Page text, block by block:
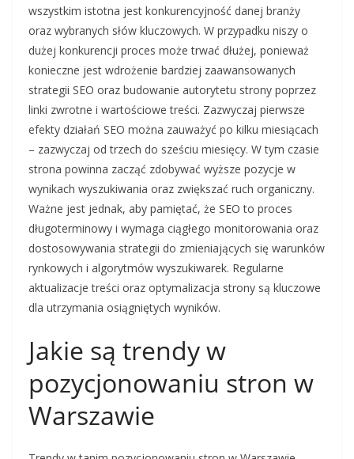
wszystkim istotna jest konkurencyjność danej branży
oraz wybranych słów kluczowych. W przypadku niszy o
dużej konkurencji proces może trwać dłużej, ponieważ
konieczne jest wdrożenie bardziej zaawansowanych
strategii SEO oraz budowanie autorytetu strony poprzez
linki zwrotne i wartościowe treści. Zazwyczaj pierwsze
efekty działań SEO można zauważyć po kilku miesiącach
– zazwyczaj od trzech do sześciu miesięcy. W tym czasie
strona powinna zacząć zdobywać wyższe pozycje w
wynikach wyszukiwania oraz zwiększać ruch organiczny.
Ważne jest jednak, aby pamiętać, że SEO to proces
długoterminowy i wymaga ciągłego monitorowania oraz
dostosowywania strategii do zmieniających się warunków
rynkowych i algorytmów wyszukiwarek. Regularne
aktualizacje treści oraz optymalizacja strony są kluczowe
dla utrzymania osiągniętych wyników.
Jakie są trendy w
pozycjonowaniu stron w
Warszawie